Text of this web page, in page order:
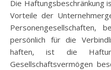
Die Haftungsbeschränkung
Vorteile der
Personengesellschaften,
persönlich für die
haften, ist die
Gesellschaftsvermögen